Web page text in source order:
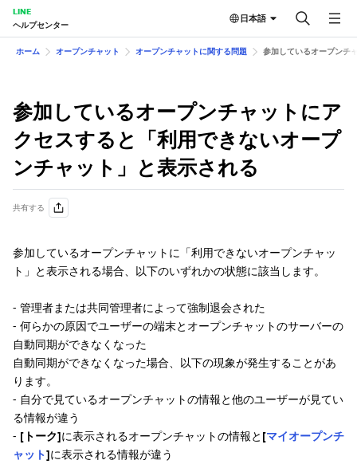
LINE
ヘルプセンター
日本語
ホーム オープンチャット オープンチャットに関する問題 参加しているオープンチ
参加しているオープンチャットにア
クセスすると「利用できないオープ
ンチャット」と表示される
共有する
参加しているオープンチャットに「利用できないオープンチャッ
ト」と表示される場合、以下のいずれかの状態に該当します。
- 管理者または共同管理者によって強制退会された
- 何らかの原因でユーザーの端末とオープンチャットのサーバーの
自動同期ができなくなった
自動同期ができなくなった場合、以下の現象が発生することがあ
ります。
- 自分で見ているオープンチャットの情報と他のユーザーが見てい
る情報が違う
- [トーク]に表示されるオープンチャットの情報と [マイオープンチ
ャット]に表示される情報が違う